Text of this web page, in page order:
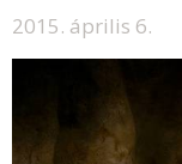
2015. április 6.